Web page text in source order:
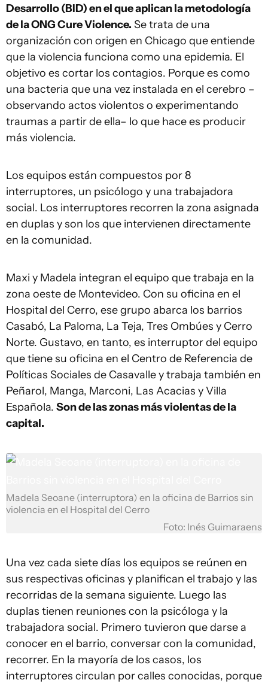
Desarrollo (BID) en el que aplican la metodología
de la ONG Cure Violence. Se trata de una
organización con origen en Chicago que entiende
que la violencia funciona como una epidemia. El
objetivo es cortar los contagios. Porque es como
una bacteria que una vez instalada en el cerebro –
observando actos violentos o experimentando
traumas a partir de ella– lo que hace es producir
más violencia.
Los equipos están compuestos por 8
interruptores, un psicólogo y una trabajadora
social. Los interruptores recorren la zona asignada
en duplas y son los que intervienen directamente
en la comunidad.
Maxi y Madela integran el equipo que trabaja en la
zona oeste de Montevideo. Con su oficina en el
Hospital del Cerro, ese grupo abarca los barrios
Casabó, La Paloma, La Teja, Tres Ombúes y Cerro
Norte. Gustavo, en tanto, es interruptor del equipo
que tiene su oficina en el Centro de Referencia de
Políticas Sociales de Casavalle y trabaja también en
Peñarol, Manga, Marconi, Las Acacias y Villa
Española. Son de las zonas más violentas de la
capital.
Madela Seoane (interruptora) en la oficina de Barrios sin
violencia en el Hospital del Cerro
Foto: Inés Guimaraens
Una vez cada siete días los equipos se reúnen en
sus respectivas oficinas y planifican el trabajo y las
recorridas de la semana siguiente. Luego las
duplas tienen reuniones con la psicóloga y la
trabajadora social. Primero tuvieron que darse a
conocer en el barrio, conversar con la comunidad,
recorrer. En la mayoría de los casos, los
interruptores circulan por calles conocidas, porque